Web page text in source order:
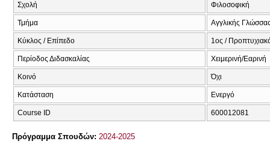
Σχολή Φιλοσοφική
Τμήμα Αγγλικής
Κύκλος / Επίπεδο 1ος /
Περίοδος Διδασκαλίας Χειμερινή/Εαρινή
Κοινό Όχι
Κατάσταση Ενεργό
Course ID 600012081
Πρόγραμμα Σπουδών: 2024-2025